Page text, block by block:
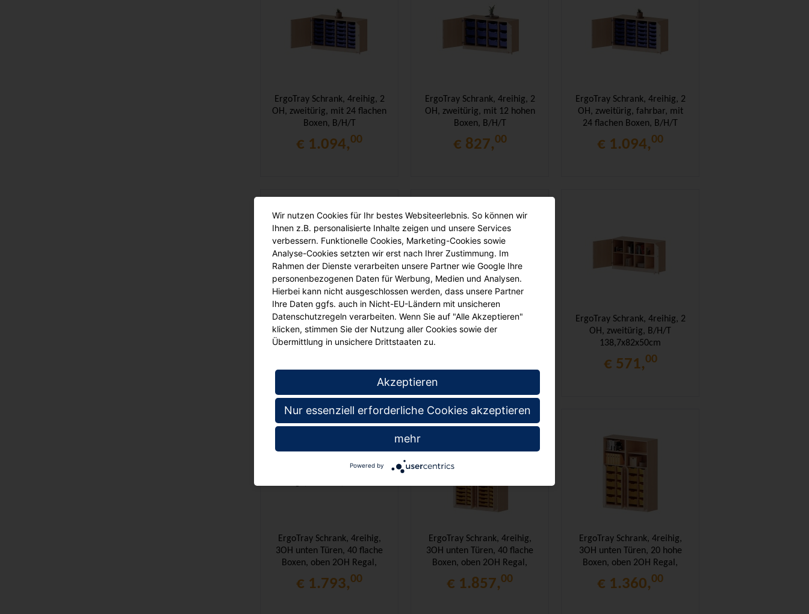
ErgoTray Schrank, 4reihig, 2
OH, zweitürig, mit 24 flachen
Boxen, B/H/T
138,7x82x50cm
€ 1.094,00
ErgoTray Schrank, 4reihig, 2
OH, zweitürig, mit 12 hohen
Boxen, B/H/T
138,7x82x50cm
€ 827,00
ErgoTray Schrank, 4reihig, 2
OH, zweitürig, fahrbar, mit
24 flachen Boxen, B/H/T
138,7x82x50cm
€ 1.094,00
ErgoTray Schrank, 4reihig, 2
OH, zweitürig, fahrbar, mit
12 hohen Boxen, B/H/T
ErgoTray Schrank, 4reihig, 2
OH, zweitürig, fahrbar, B/H/T
ErgoTray Schrank, 4reihig, 2
OH, zweitürig, B/H/T
138,7x82x50cm
€ 571,00
ErgoTray Schrank, 4reihig,
3OH unten Türen, 40 flache
Boxen, oben 2OH Regal,
B/H/T 140,6x190x50cm
€ 1.793,00
ErgoTray Schrank, 4reihig,
3OH unten Türen, 40 flache
Boxen, oben 2OH Regal,
B/H/T 140,6x190x50cm
€ 1.857,00
ErgoTray Schrank, 4reihig,
3OH unten Türen, 20 hohe
Boxen, oben 2OH Regal,
B/H/T 140,6x190x50cm
€ 1.360,00
Wir nutzen Cookies für Ihr bestes Websiteerlebnis. So können wir
Ihnen z.B. personalisierte Inhalte zeigen und unsere Services
verbessern. Funktionelle Cookies, Marketing-Cookies sowie
Analyse-Cookies setzten wir erst nach Ihrer Zustimmung. Im
Rahmen der Dienste verarbeiten unsere Partner wie Google Ihre
personenbezogenen Daten für Werbung, Medien und Analysen.
Hierbei kann nicht ausgeschlossen werden, dass unsere Partner
Ihre Daten ggfs. auch in Nicht-EU-Ländern mit unsicheren
Datenschutzregeln verarbeiten. Wenn Sie auf "Alle Akzeptieren"
klicken, stimmen Sie der Nutzung aller Cookies sowie der
Übermittlung in unsichere Drittstaaten zu.
Akzeptieren
Nur essenziell erforderliche Cookies akzeptieren
mehr
Powered by